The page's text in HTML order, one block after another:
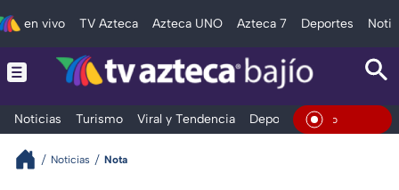
en vivo TV Azteca Azteca UNO Azteca 7 Deportes
Noticias Turismo Viral y Tendencia Deportes Espectáculos
En Vivo
Noticias Nota